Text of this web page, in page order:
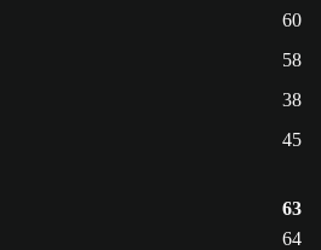
60
58
38
45
63
64